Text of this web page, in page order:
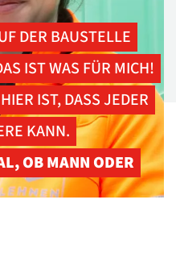
DER BAUSTELLE
IST WAS FÜR MICH!
IST, DASS JEDER
KANN.
OB MANN ODER